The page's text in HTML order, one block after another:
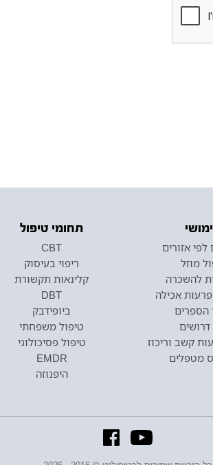
אזורים
מוזל
להשכרה
אכילה
הספרים
קשב וריכוז
מטפלים
תחומי טיפול
CBT
ריפוי בעיסוק
קלינאות תקשורת
DBT
ביופידבק
טיפול משפחתי
טיפול פסיכולוגי
EMDR
היפנוזה